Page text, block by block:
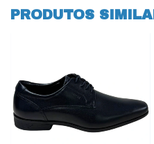
PRODUTOS